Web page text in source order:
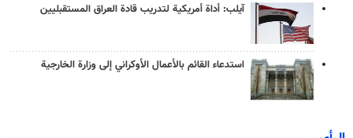
آيلب: أداة أمريكية لتدريب قادة العراق المستقبليين
استدعاء القائم بالأعمال الأوكراني إلى وزارة الخارجية